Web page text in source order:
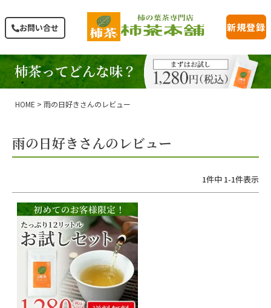
お問い合せ 新規登録
HOME 雨の日好きさんのレビュー
雨の日好きさんのレビュー
1件中 1-1件表示